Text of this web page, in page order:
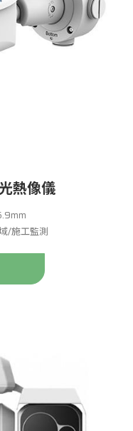
熱像儀
/施工監測